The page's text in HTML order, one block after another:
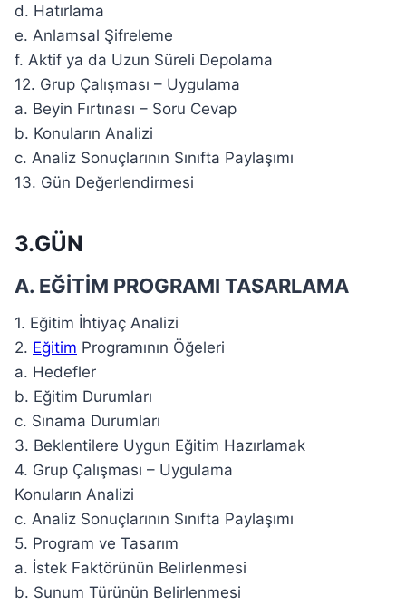
d. Hatırlama
e. Anlamsal Şifreleme
f. Aktif ya da Uzun Süreli Depolama
12. Grup Çalışması – Uygulama
a. Beyin Fırtınası – Soru Cevap
b. Konuların Analizi
c. Analiz Sonuçlarının Sınıfta Paylaşımı
13. Gün Değerlendirmesi
3.GÜN
A. EĞİTİM PROGRAMI TASARLAMA
1. Eğitim İhtiyaç Analizi
2. Eğitim Programının Öğeleri
a. Hedefler
b. Eğitim Durumları
c. Sınama Durumları
3. Beklentilere Uygun Eğitim Hazırlamak
4. Grup Çalışması – Uygulama
Konuların Analizi
c. Analiz Sonuçlarının Sınıfta Paylaşımı
5. Program ve Tasarım
a. İstek Faktörünün Belirlenmesi
b. Sunum Türünün Belirlenmesi